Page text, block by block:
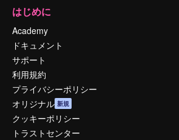
はじめに
Academy
ドキュメント
サポート
利用規約
プライバシーポリシー
オリジナル 新規
クッキーポリシー
トラストセンター